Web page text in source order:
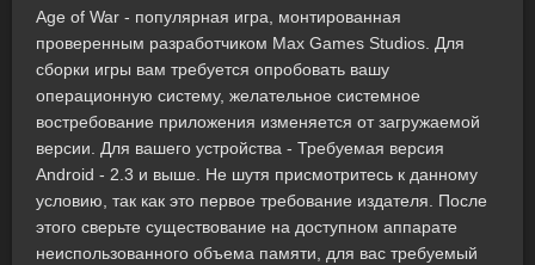
Age of War - популярная игра, монтированная
проверенным разработчиком Max Games Studios. Для
сборки игры вам требуется опробовать вашу
операционную систему, желательное системное
востребование приложения изменяется от загружаемой
версии. Для вашего устройства - Требуемая версия
Android - 2.3 и выше. Не шутя присмотритесь к данному
условию, так как это первое требование издателя. После
этого сверьте существование на доступном аппарате
неиспользованного объема памяти, для вас требуемый